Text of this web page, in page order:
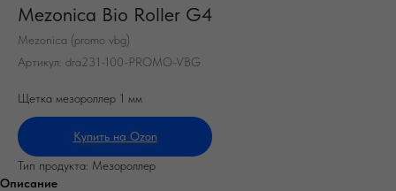
Mezonica Bio Roller G4
Mezonica (promo vbg)
Артикул: dra231-100-PROMO-VBG
Щетка мезороллер 1 мм
Купить на Оzon
Тип продукта: Мезороллер
Описание